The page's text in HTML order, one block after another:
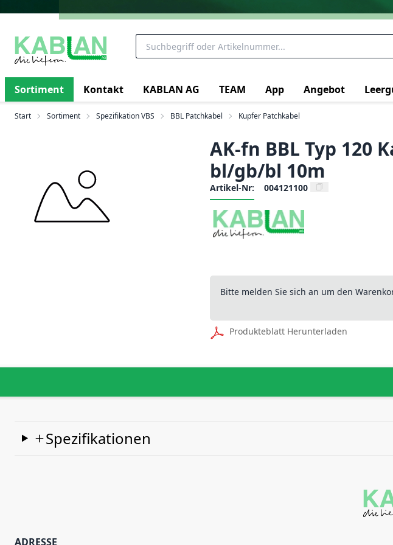
Sortiment Kontakt KABLAN AG TEAM App Angebot
Start Sortiment Spezifikation VBS BBL Patchkabel Kupfer Patchkabel
AK-fn BBL Typ 120
bl/gb/bl 10m
Artikel-Nr: 004121100
Bitte melden Sie sich an um den
Produkteblatt Herunterladen
Spezifikationen
ADRESSE